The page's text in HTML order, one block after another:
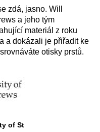
zdá, jasno. Will
a jeho tým
materiál z roku
a dokázali je přiřadit ke
otisky prstů.
of St